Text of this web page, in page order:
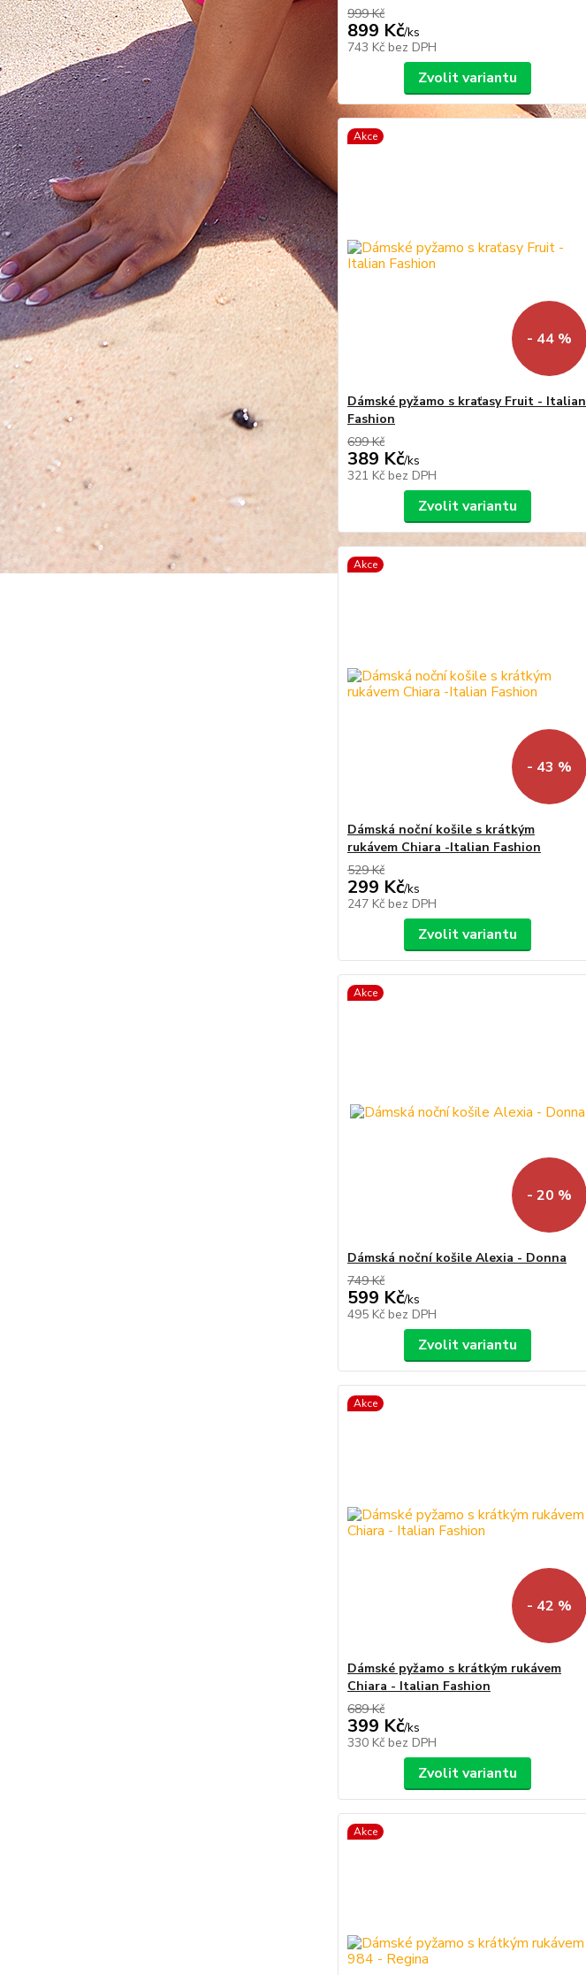
999 Kč
899 Kč/ks
743 Kč bez DPH
Zvolit variantu
Akce
- 44 %
Dámské pyžamo s kraťasy Fruit - Italian
Fashion
699 Kč
389 Kč/ks
321 Kč bez DPH
Zvolit variantu
Akce
- 43 %
Dámská noční košile s krátkým
rukávem Chiara -Italian Fashion
529 Kč
299 Kč/ks
247 Kč bez DPH
Zvolit variantu
Akce
- 20 %
Dámská noční košile Alexia - Donna
749 Kč
599 Kč/ks
495 Kč bez DPH
Zvolit variantu
Akce
- 42 %
Dámské pyžamo s krátkým rukávem
Chiara - Italian Fashion
689 Kč
399 Kč/ks
330 Kč bez DPH
Zvolit variantu
Akce